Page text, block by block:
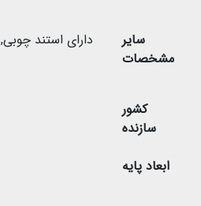
سایر
مشخصات
دارای استند چوبی,
کشور
سازنده
ابعاد پایه